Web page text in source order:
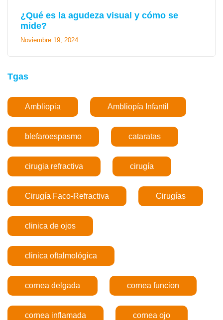
¿Qué es la agudeza visual y cómo se
mide?
Noviembre 19, 2024
Tgas
Ambliopia Ambliopía Infantil
blefaroespasmo cataratas
cirugia refractiva cirugía
Cirugía Faco-Refractiva Cirugías
clinica de ojos
clinica oftalmológica
cornea delgada cornea funcion
cornea inflamada cornea ojo